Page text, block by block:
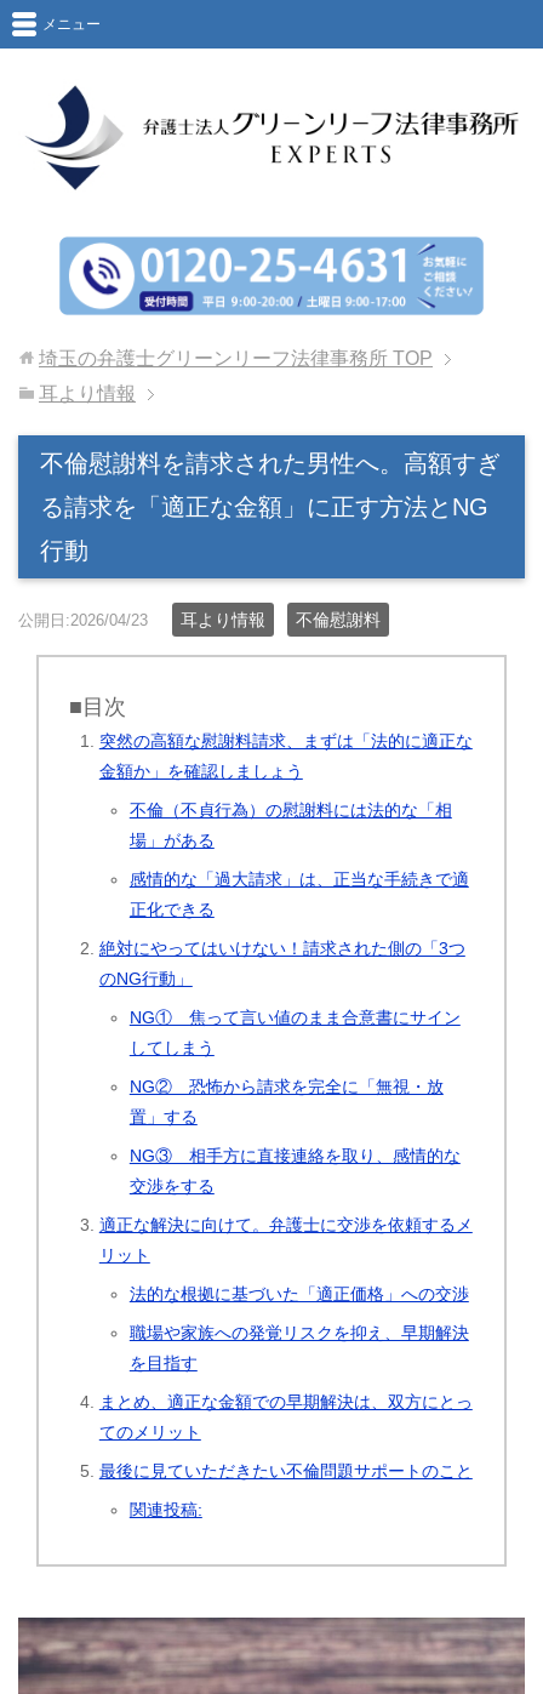
メニュー
埼玉の弁護士グリーンリーフ法律事務所 TOP
耳より情報
不倫慰謝料を請求された男性へ。高額すぎ
る請求を「適正な金額」に正す方法とNG
行動
公開日:2026/04/23 耳より情報 不倫慰謝料
■目次
突然の高額な慰謝料請求、まずは「法的に適正な
金額か」を確認しましょう
不倫（不貞行為）の慰謝料には法的な「相
場」がある
感情的な「過大請求」は、正当な手続きで適
正化できる
絶対にやってはいけない！請求された側の「3つ
のNG行動」
NG① 焦って言い値のまま合意書にサイン
してしまう
NG② 恐怖から請求を完全に「無視・放
置」する
NG③ 相手方に直接連絡を取り、感情的な
交渉をする
適正な解決に向けて。弁護士に交渉を依頼するメ
リット
法的な根拠に基づいた「適正価格」への交渉
職場や家族への発覚リスクを抑え、早期解決
を目指す
まとめ、適正な金額での早期解決は、双方にとっ
てのメリット
最後に見ていただきたい不倫問題サポートのこと
関連投稿: